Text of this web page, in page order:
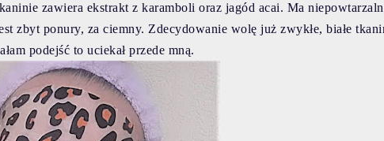
zawiera ekstrakt z karamboli oraz jagód acai. Ma
zbyt ponury, za ciemny. Zdecydowanie wolę już zwykłe, białe
podejść to uciekał przede mną.